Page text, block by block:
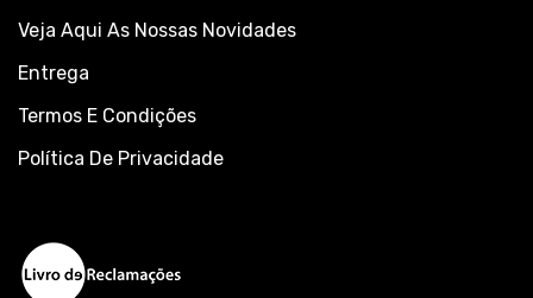
Veja Aqui As Nossas Novidades
Entrega
Termos E Condições
Política De Privacidade